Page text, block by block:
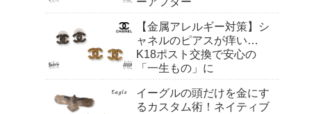
【金属アレルギー対策】シ
ャネルのピアスが痒い…
K18ポスト交換で安心の
「一生もの」に
イーグルの頭だけを金にす
るカスタム術！ネイティブ